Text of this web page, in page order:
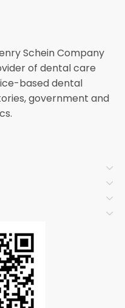
Schein Company
of dental care
based dental
government and